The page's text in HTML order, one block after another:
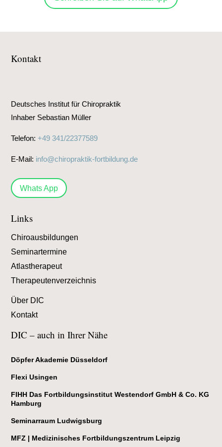
Kontakt
Deutsches Institut für Chiropraktik
Inhaber Sebastian Müller
Telefon:+49 341/22377589
E-Mail: info@chiropraktik-fortbildung.de
Whats App
Links
Chiroausbildungen
Seminartermine
Atlastherapeut
Therapeutenverzeichnis
Über DIC
Kontakt
DIC – auch in Ihrer Nähe
Döpfer Akademie Düsseldorf
Flexi Usingen
FIHH Das Fortbildungsinstitut Westendorf GmbH & Co. KG
Hamburg
Seminarraum Ludwigsburg
MFZ | Medizinisches Fortbildungszentrum Leipzig